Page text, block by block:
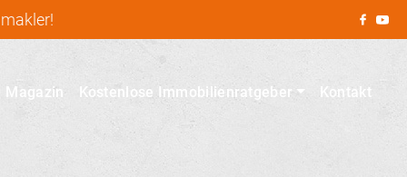
Magazin Kostenlose Immobilienratgeber Kontakt